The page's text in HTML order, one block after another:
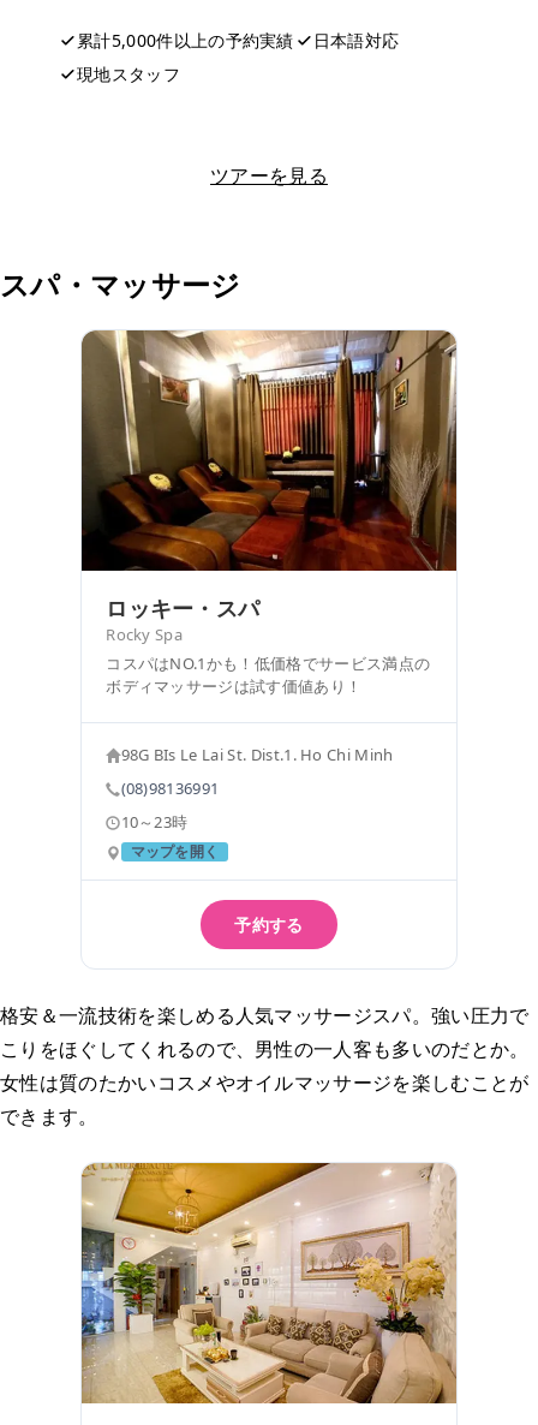
累計5,000件以上の予約実績
日本語対応
現地スタッフ
ツアーを見る
スパ・マッサージ
ロッキー・スパ
Rocky Spa
コスパはNO.1かも！低価格でサービス満点の
ボディマッサージは試す価値あり！
98G BIs Le Lai St. Dist.1. Ho Chi Minh
(08)98136991
10～23時
マップを開く
予約する
格安＆一流技術を楽しめる人気マッサージスパ。強い圧力で
こりをほぐしてくれるので、男性の一人客も多いのだとか。
女性は質のたかいコスメやオイルマッサージを楽しむことが
できます。